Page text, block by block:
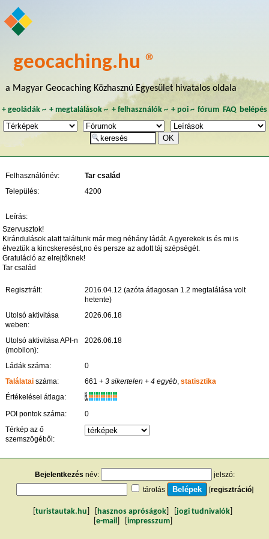
geocaching.hu ®
a Magyar Geocaching Közhasznú Egyesület hivatalos oldala
+ geoládák~ +megtalálások~ + felhasználók~ + poi~ fórum FAQ belépés
Felhasználónév:
Tar család
Település:
4200
Leírás:
Szervusztok!
Kirándulások alatt találtunk már meg néhány ládát. A gyerekek is és mi is
élveztük a kincskeresést,no és persze az adott táj szépségét.
Gratuláció az elrejtőknek!
Tar család
Regisztrált:
2016.04.12 (azóta átlagosan 1.2 megtalálása volt
hetente)
Utolsó aktivitása
weben:
2026.06.18
Utolsó aktivitása API-n
(mobilon):
2026.06.18
Ládák száma:
0
Találatai száma: 661 + 3 sikertelen + 4 egyéb ,statisztika
Értékelései átlaga:
K
R
W
POI pontok száma:
0
Térkép az ő
szemszögéből:
Bejelentkezés név:
jelszó:
tárolás
[regisztráció]
turistautak.hu hasznos apróságok jogi tudnivalók
e-mail impresszum]